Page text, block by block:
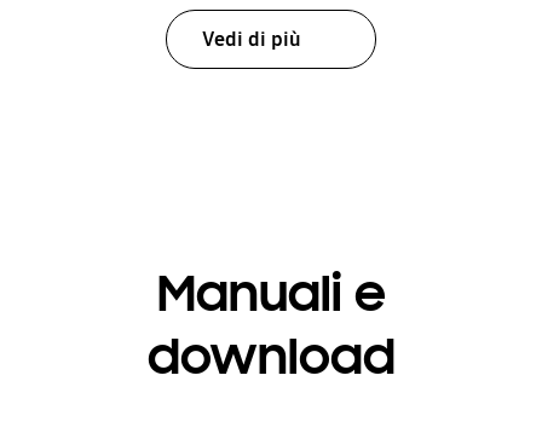
Vedi di più
Manuali e
download